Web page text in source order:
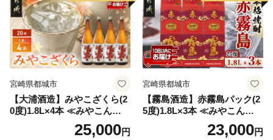
宮崎県都城市
【大浦酒造】みやこざくら(2
0度)1.8L×4本 ≪みやこんじょ
特急便≫_AD-077125,000円
宮崎県都城市
【霧島酒造】赤霧島パック(2
5度)1.8L×3本 ≪みやこんじょ
特急便≫_23-07-K03P-1800-3
23,000円